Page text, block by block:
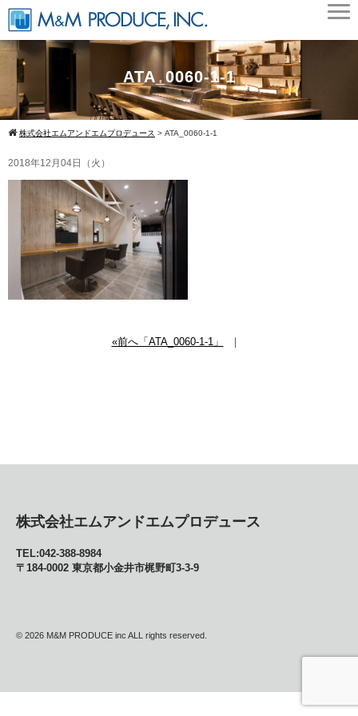
ATA_0060-1-1
株式会社エムアンドエムプロデュース > ATA_0060-1-1
2018年12月04日（火）
«前へ「ATA_0060-1-1」 ｜
株式会社エムアンドエムプロデュース
TEL:042-388-8984
〒184-0002 東京都小金井市梶野町3-3-9
© 2026 M&M PRODUCE inc ALL rights reserved.